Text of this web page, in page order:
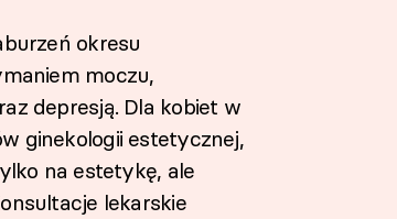
okresu
moczu,
depresją. Dla kobiet w
ginekologii estetycznej,
na estetykę, ale
lekarskie